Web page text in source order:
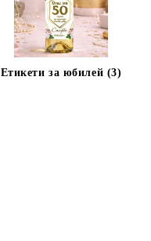
Етикети за юбилей (3)